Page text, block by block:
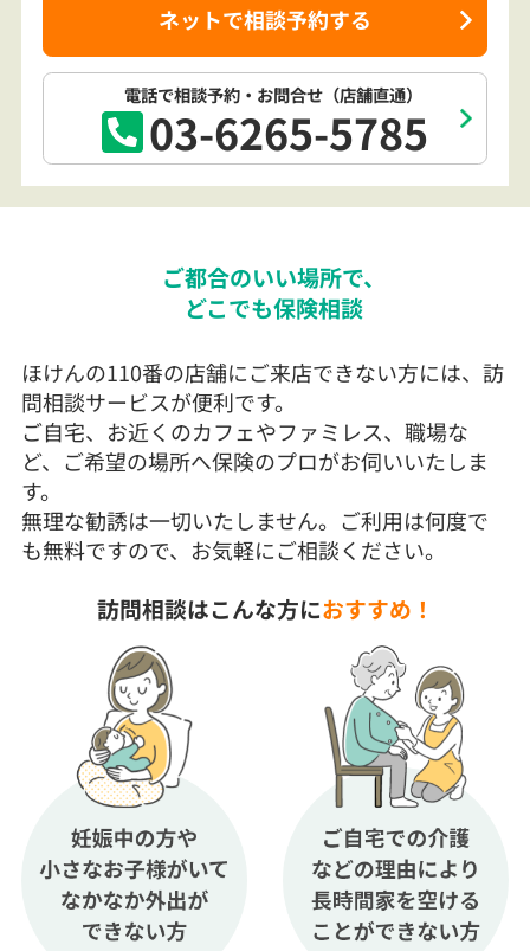
電話で相談予約 ・お問合せ （店舗直通）
03-6265-5785
ネットで相談予約する
ご都合のいい場所で、
どこでも保険相談
ほけんの110番の店舗にご来店できない方には、訪
問相談サービスが便利です。
ご自宅、お近くのカフェやファミレス、職場な
ど、ご希望の場所へ保険のプロがお伺いいたしま
す。
無理な勧誘は一切いたしません。ご利用は何度で
も無料ですので、お気軽にご相談ください。
訪問相談はこんな方におすすめ！